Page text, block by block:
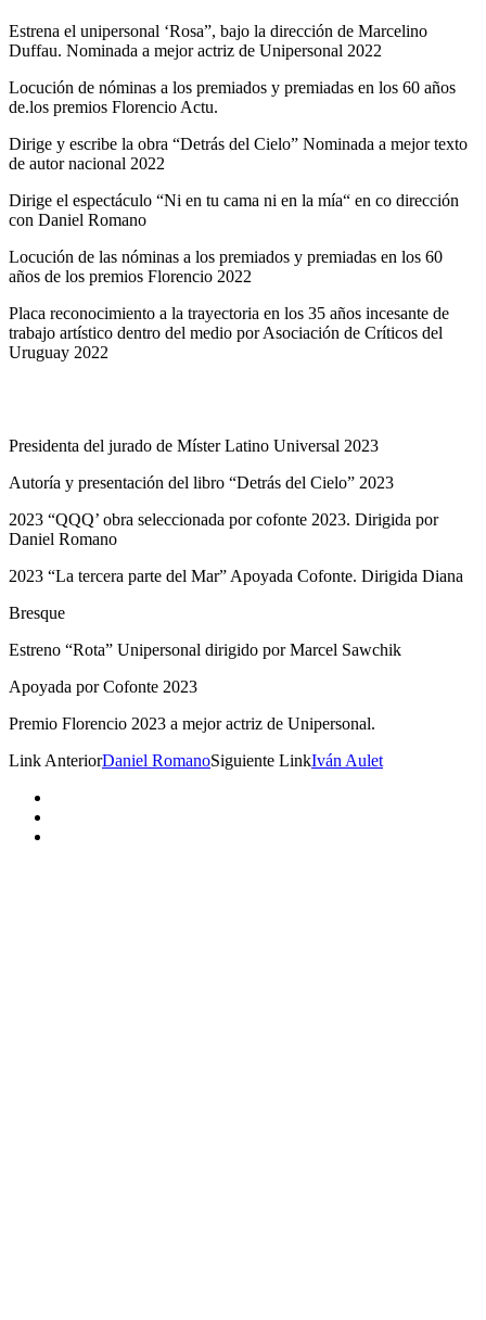
Estrena el unipersonal ‘Rosa”, bajo la dirección de Marcelino
Duffau. Nominada a mejor actriz de Unipersonal 2022
Locución de nóminas a los premiados y premiadas en los 60 años
de.los premios Florencio Actu.
Dirige y escribe la obra “Detrás del Cielo” Nominada a mejor texto
de autor nacional 2022
Dirige el espectáculo “Ni en tu cama ni en la mía“ en co dirección
con Daniel Romano
Locución de las nóminas a los premiados y premiadas en los 60
años de los premios Florencio 2022
Placa reconocimiento a la trayectoria en los 35 años incesante de
trabajo artístico dentro del medio por Asociación de Críticos del
Uruguay 2022
Presidenta del jurado de Míster Latino Universal 2023
Autoría y presentación del libro “Detrás del Cielo” 2023
2023 “QQQ’ obra seleccionada por cofonte 2023. Dirigida por
Daniel Romano
2023 “La tercera parte del Mar” Apoyada Cofonte. Dirigida Diana
Bresque
Estreno “Rota” Unipersonal dirigido por Marcel Sawchik
Apoyada por Cofonte 2023
Premio Florencio 2023 a mejor actriz de Unipersonal.
Link AnteriorDaniel RomanoSiguiente LinkIván Aulet